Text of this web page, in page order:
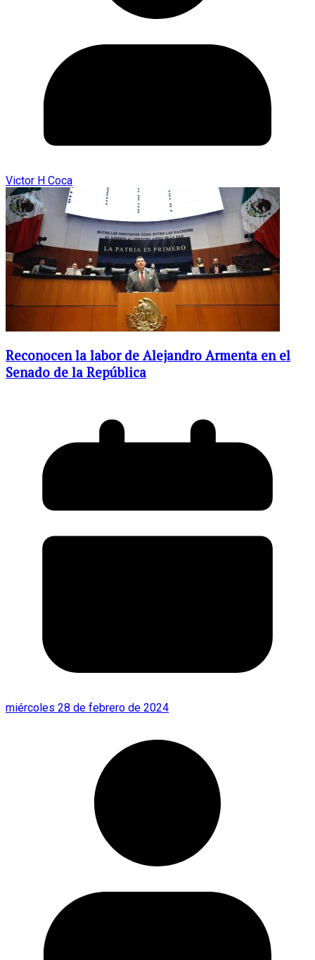
Victor H Coca
Reconocen la labor de Alejandro Armenta en el
Senado de la República
miércoles 28 de febrero de 2024